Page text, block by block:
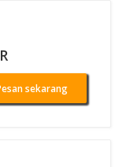
sekarang